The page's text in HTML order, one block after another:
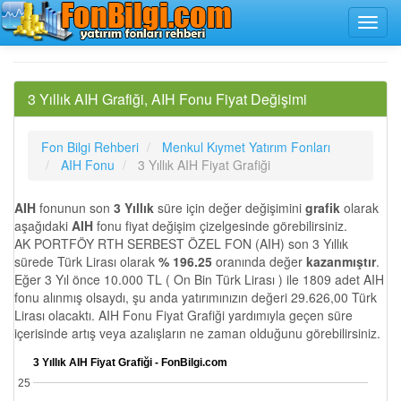
3 Yıllık AIH Grafiği, AIH Fonu Fiyat Değişimi
Fon Bilgi Rehberi
Menkul Kıymet Yatırım Fonları
AIH Fonu
3 Yıllık AIH Fiyat Grafiği
AIH fonunun son 3 Yıllık süre için değer değişimini grafik olarak
aşağıdaki AIH fonu fiyat değişim çizelgesinde görebilirsiniz.
AK PORTFÖY RTH SERBEST ÖZEL FON (AIH) son 3 Yıllık
sürede Türk Lirası olarak % 196.25 oranında değer kazanmıştır.
Eğer 3 Yıl önce 10.000 TL ( On Bin Türk Lirası ) ile 1809 adet AIH
fonu alınmış olsaydı, şu anda yatırımınızın değeri 29.626,00 Türk
Lirası olacaktı. AIH Fonu Fiyat Grafiği yardımıyla geçen süre
içerisinde artış veya azalışların ne zaman olduğunu görebilirsiniz.
3 Yıllık AIH Fiyat Grafiği - FonBilgi.com
25